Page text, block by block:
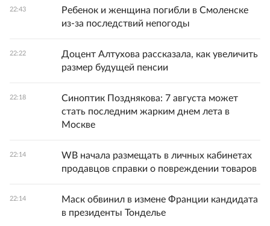
22:43
Ребенок и женщина погибли в Смоленске
из-за последствий непогоды
22:22
Доцент Алтухова рассказала, как увеличить
размер будущей пенсии
22:18
Синоптик Позднякова: 7 августа может
стать последним жарким днем лета в
Москве
22:14
WB начала размещать в личных кабинетах
продавцов справки о повреждении товаров
22:14
Маск обвинил в измене Франции кандидата
в президенты Тонделье